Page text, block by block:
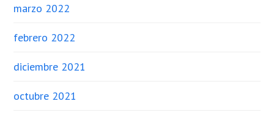
marzo 2022
febrero 2022
diciembre 2021
octubre 2021